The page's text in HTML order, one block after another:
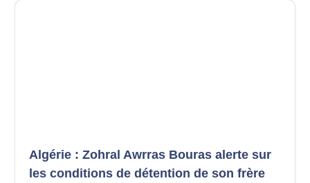
Algérie : Zohral Awrras Bouras alerte sur
les conditions de détention de son frère